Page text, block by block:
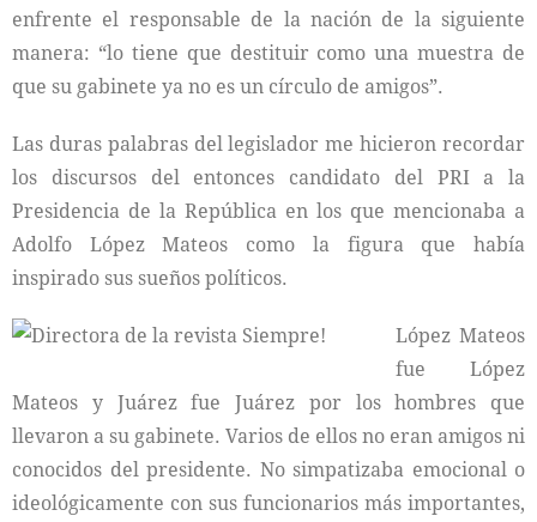
enfrente el responsable de la nación de la siguiente
manera: “lo tiene que destituir como una muestra de
que su gabinete ya no es un círculo de amigos”.
Las duras palabras del legislador me hicieron recordar
los discursos del entonces candidato del PRI a la
Presidencia de la República en los que mencionaba a
Adolfo López Mateos como la figura que había
inspirado sus sueños políticos.
López Mateos
fue López
Mateos y Juárez fue Juárez por los hombres que
llevaron a su gabinete. Varios de ellos no eran amigos ni
conocidos del presidente. No simpatizaba emocional o
ideológicamente con sus funcionarios más importantes,